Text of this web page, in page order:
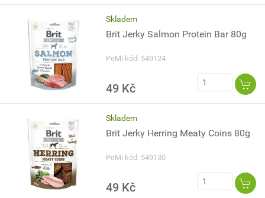
Skladem
Brit Jerky Salmon Protein Bar 80g
PeMi kód: 549124
49 Kč
Skladem
Brit Jerky Herring Meaty Coins 80g
PeMi kód: 549130
49 Kč